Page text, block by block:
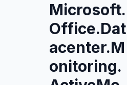
Microsoft.
Office.Dat
acenter.M
onitoring.